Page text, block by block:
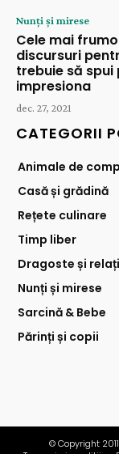
Nunți și mirese
Cele mai
discursuri
trebuie să spui
impresiona
dec. 27, 2021
CATEGORII
Animale de
Casă și grădină
Rețete culinare
Timp liber
Dragoste și
Nunți și mirese
Sarcină & Bebe
Părinți și copii
© Copyright